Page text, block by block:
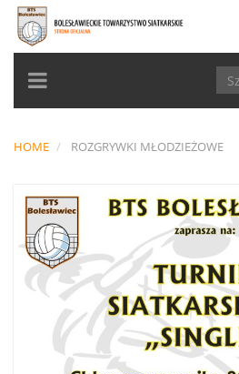
TOGGLE
NAVIGATION
HOME ROZGRYWKI MŁODZIEŻOWE